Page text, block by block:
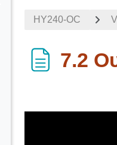
ΗΥ240-OC
7.2